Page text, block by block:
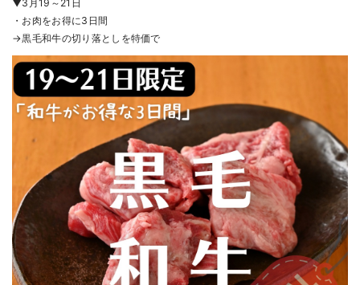
▼3月19～21日
・お肉をお得に3日間
→黒毛和牛の切り落としを特価で